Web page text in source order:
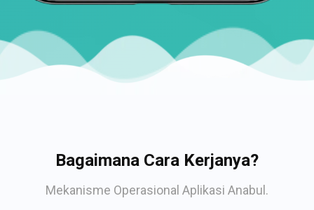
Bagaimana Cara Kerjanya?
Mekanisme Operasional Aplikasi Anabul.